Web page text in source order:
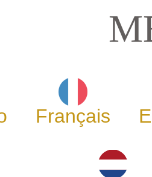
Français